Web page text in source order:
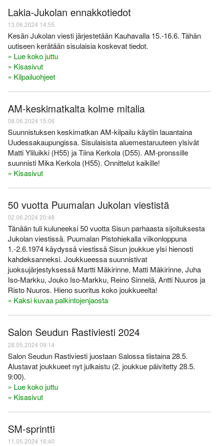
Lakia-Jukolan ennakkotiedot
13.06.2024 14:55
Kesän Jukolan viesti järjestetään Kauhavalla 15.-16.6. Tähän
uutiseen kerätään sisulaisia koskevat tiedot.
» Lue koko juttu
» Kisasivut
» Kilpailuohjeet
AM-keskimatkalta kolme mitalia
08.06.2024 15:06
Suunnistuksen keskimatkan AM-kilpailu käytiin lauantaina
Uudessakaupungissa. Sisulaisista aluemestaruuteen ylsivät
Matti Yliluikki (H55) ja Tiina Kerkola (D55). AM-pronssille
suunnisti Mika Kerkola (H55). Onnittelut kaikille!
» Kisasivut
50 vuotta Puumalan Jukolan viestistä
02.06.2024 20:48
Tänään tuli kuluneeksi 50 vuotta Sisun parhaasta sijoituksesta
Jukolan viestissä. Puumalan Pistohiekalla viikonloppuna
1.-2.6.1974 käydyssä viestissä Sisun joukkue ylsi hienosti
kahdeksanneksi. Joukkueessa suunnistivat
juoksujärjestyksessä Martti Mäkirinne, Matti Mäkirinne, Juha
Iso-Markku, Jouko Iso-Markku, Reino Sinnelä, Antti Nuuros ja
Risto Nuuros. Hieno suoritus koko joukkueelta!
» Kaksi kuvaa palkintojenjaosta
Salon Seudun Rastiviesti 2024
28.05.2024 09:14
Salon Seudun Rastiviesti juostaan Salossa tiistaina 28.5.
Alustavat joukkueet nyt julkaistu (2. joukkue päivitetty 28.5.
9:00).
» Lue koko juttu
» Kisasivut
SM-sprintti
11.05.2024 16:40